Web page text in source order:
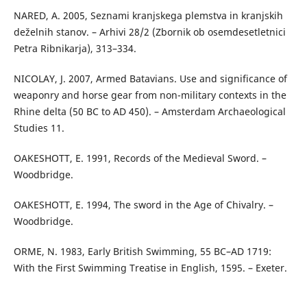
NARED, A. 2005, Seznami kranjskega plemstva in kranjskih
deželnih stanov. – Arhivi 28/2 (Zbornik ob osemdesetletnici
Petra Ribnikarja), 313–334.
NICOLAY, J. 2007, Armed Batavians. Use and significance of
weaponry and horse gear from non-military contexts in the
Rhine delta (50 BC to AD 450). – Amsterdam Archaeological
Studies 11.
OAKESHOTT, E. 1991, Records of the Medieval Sword. –
Woodbridge.
OAKESHOTT, E. 1994, The sword in the Age of Chivalry. –
Woodbridge.
ORME, N. 1983, Early British Swimming, 55 BC–AD 1719:
With the First Swimming Treatise in English, 1595. – Exeter.